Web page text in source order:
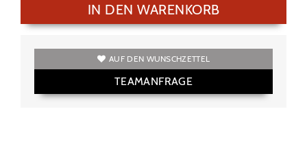
IN DEN WARENKORB
AUF DEN WUNSCHZETTEL
TEAMANFRAGE